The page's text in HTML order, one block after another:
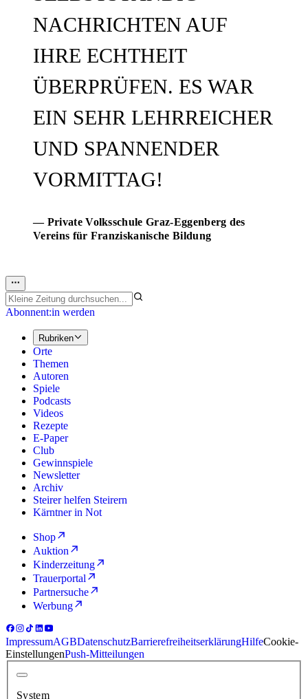
ACHRICHTEN AUF I
HRE ECHTHEIT Ü
BERPRÜFEN. ES WAR E
IN SEHR LEHRREICHER U
ND SPANNENDER V
ORMITTAG!
— Private Volksschule Graz-Eggenberg des
Vereins für Franziskanische Bildung
Abonnent:in werden
Rubriken
Orte
Themen
Autoren
Spiele
Podcasts
Videos
Rezepte
E-Paper
Club
Gewinnspiele
Newsletter
Archiv
Steirer helfen Steirern
Kärntner in Not
Shop
Auktion
Kinderzeitung
Trauerportal
Partnersuche
Werbung
ImpressumAGBDatenschutzBarrierefreiheitserklärungHilfeCookie-
EinstellungenPush-Mitteilungen
System